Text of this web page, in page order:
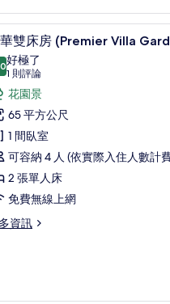
7 雙床房 (Premier Villa
分，滿分 10 分
好極了
1 則評論
(1
則
評
論)
花園景
65 平方公尺
1 間臥室
可容納 4 人 (依實際入住人數計
2 張單人床
免費無線上網
資訊